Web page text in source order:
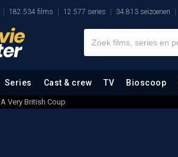
182.534 films 12.577 series 34.813 seizoenen
Series Cast & crew TV Bioscoop
A Very British Coup